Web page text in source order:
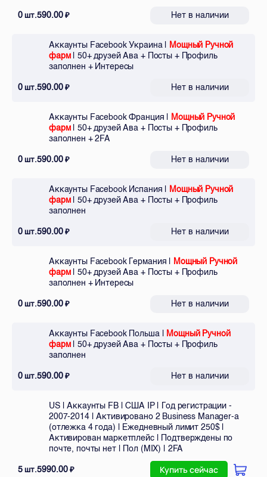
0шт.590.00₽ Нет в наличии
Аккаунты Facebook Украина | Мощный Ручной
фарм| 50+ друзей Ава + Посты + Профиль
заполнен + Интересы
0шт.590.00₽ Нет в наличии
Аккаунты Facebook Франция | Мощный Ручной
фарм| 50+ друзей Ава + Посты + Профиль
заполнен + 2FA
0шт.590.00₽ Нет в наличии
Аккаунты Facebook Испания | Мощный Ручной
фарм| 50+ друзей Ава + Посты + Профиль
заполнен
0шт.590.00₽ Нет в наличии
Аккаунты Facebook Германия | Мощный Ручной
фарм| 50+ друзей Ава + Посты + Профиль
заполнен + Интересы
0шт.590.00₽ Нет в наличии
Аккаунты Facebook Польша | Мощный Ручной
фарм| 50+ друзей Ава + Посты + Профиль
заполнен
0шт.590.00₽ Нет в наличии
US | Аккаунты FB | США IP | Год регистрации -
2007-2014 | Активировано 2 Business Manager-а
(отлежка 4 года) | Ежедневный лимит 250$ |
Активирован маркетплейс | Подтверждены по
почте, почты нет | Пол (MIX) | 2FA
5шт.5990.00₽ Купить сейчас